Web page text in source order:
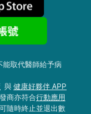
能取代醫師給予病
與 健康好夥伴 APP
商亦符合行動應用
隨時終止並退出數